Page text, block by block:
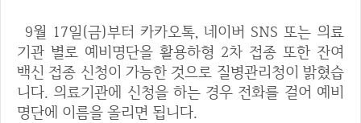
9월 17일(금)부터 카카오톡, 네이버 SNS 또는 의료
기관 별로 예비명단을 활용하형 2차 접종 또한 잔여
백신 접종 신청이 가능한 것으로 질병관리청이 밝혔습
니다. 의료기관에 신청을 하는 경우 전화를 걸어 예비
명단에 이름을 올리면 됩니다.